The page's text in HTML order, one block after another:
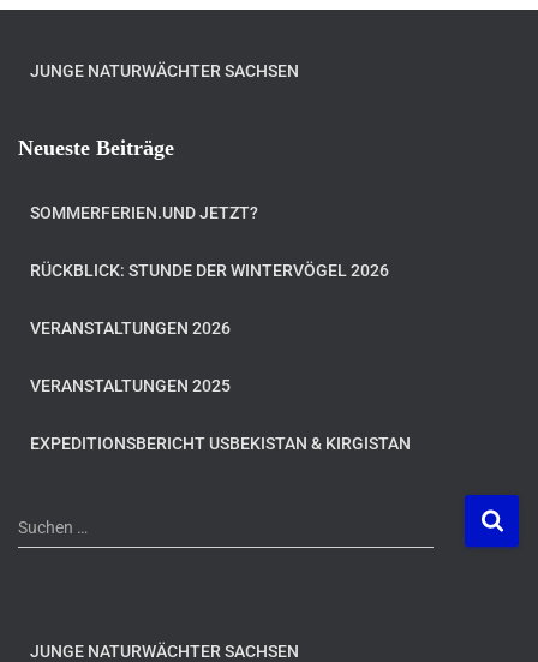
JUNGE NATURWÄCHTER SACHSEN
Neueste Beiträge
SOMMERFERIEN.UND JETZT?
RÜCKBLICK: STUNDE DER WINTERVÖGEL 2026
VERANSTALTUNGEN 2026
VERANSTALTUNGEN 2025
EXPEDITIONSBERICHT USBEKISTAN & KIRGISTAN
S
u
Suchen …
JUNGE NATURWÄCHTER SACHSEN